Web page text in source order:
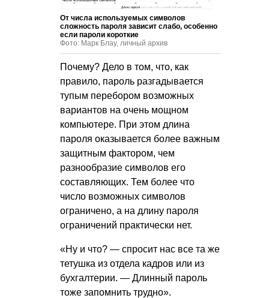
От числа используемых символов
сложность пароля зависит слабо, особенно
если пароли короткие
Фото: Марк Блау, личный архив
Почему? Дело в том, что, как
правило, пароль разгадывается
тупым перебором возможных
вариантов на очень мощном
компьютере. При этом длина
пароля оказывается более важным
защитным фактором, чем
разнообразие символов его
составляющих. Тем более что
число возможных символов
ограничено, а на длину пароля
ограничений практически нет.
«Ну и что? — спросит нас все та же
тетушка из отдела кадров или из
бухгалтерии. — Длинный пароль
тоже запомнить трудно».